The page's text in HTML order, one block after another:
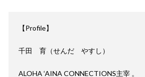
【Profile】
千田 育（せんだ やすし）
ALOHA ‘AINA CONNECTIONS主宰 。